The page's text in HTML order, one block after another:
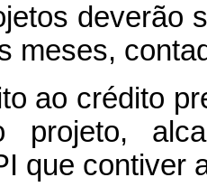
deverão
meses,
ao crédito
projeto,
que contiver